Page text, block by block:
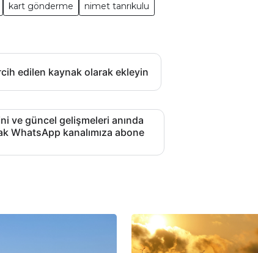
kart gönderme
nimet tanrıkulu
edilen kaynak olarak ekleyin
ve güncel gelişmeleri anında
WhatsApp kanalımıza abone